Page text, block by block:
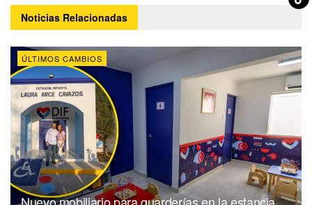
Noticias Relacionadas
ÚLTIMOS CAMBIOS
Nuevo mobiliario para guarderías en la estancia